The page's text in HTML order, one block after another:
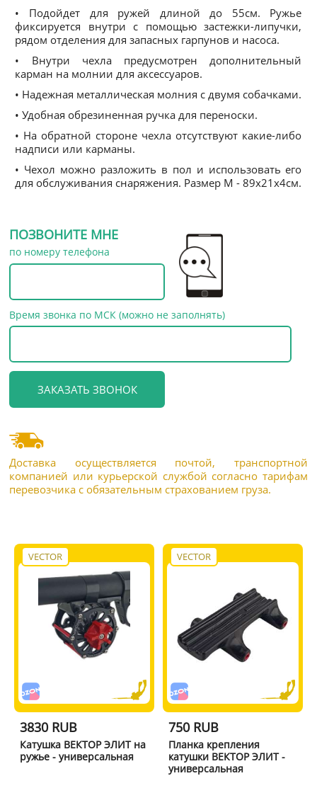
• Подойдет для ружей длиной до 55см. Ружье
фиксируется внутри с помощью застежки-липучки,
рядом отделения для запасных гарпунов и насоса.
• Внутри чехла предусмотрен дополнительный
карман на молнии для аксессуаров.
• Надежная металлическая молния с двумя собачками.
• Удобная обрезиненная ручка для переноски.
• На обратной стороне чехла отсутствуют какие-либо
надписи или карманы.
• Чехол можно разложить в пол и использовать его
для обслуживания снаряжения. Размер M - 89x21x4см.
ПОЗВОНИТЕ МНЕ
по номеру телефона
Время звонка по МСК (можно не заполнять)
Доставка осуществляется почтой, транспортной
компанией или курьерской службой согласно тарифам
перевозчика с обязательным страхованием груза.
VECTOR
3830 RUB
Катушка ВЕКТОР ЭЛИТ на
ружье - универсальная
VECTOR
750 RUB
Планка крепления
катушки ВЕКТОР ЭЛИТ -
универсальная